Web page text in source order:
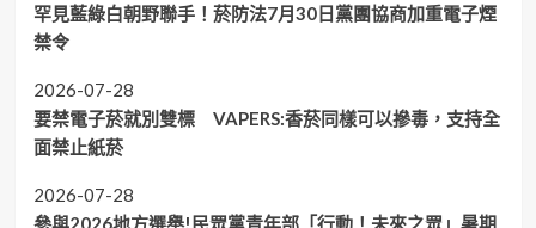
罕見藍綠白朝野聯手！菸防法7月30日黨團協商加重電子煙
禁令
2026-07-28
要禁電子菸就別雙標 VAPERS:香菸同樣可以摻毒，支持全
面禁止紙菸
2026-07-28
參與2026地方選舉!民眾黨青年部「行動！未來之眾」暑期